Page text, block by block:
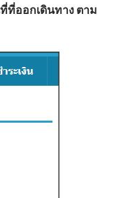
ที่ออกเดินทาง ตาม